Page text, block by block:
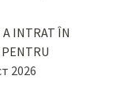
A INTRAT ÎN
2026